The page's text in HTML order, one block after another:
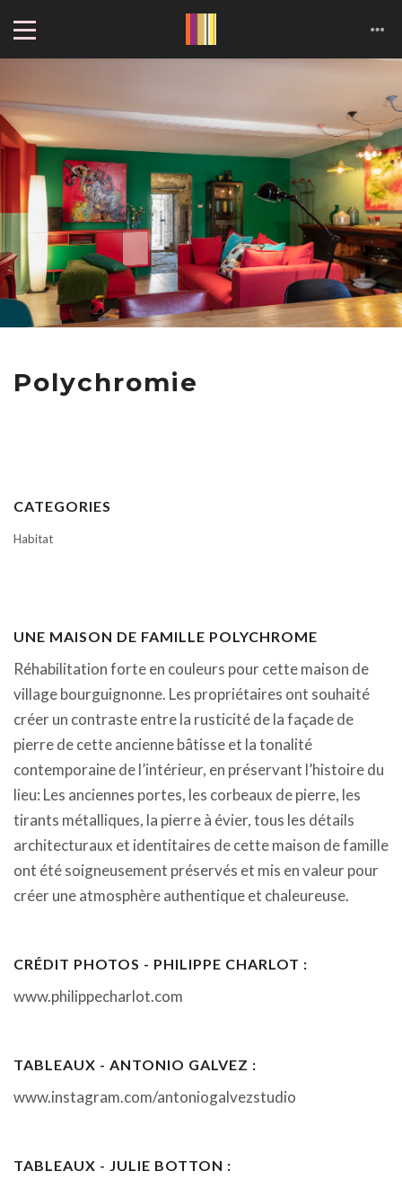
Polychromie
CATEGORIES
Habitat
UNE MAISON DE FAMILLE POLYCHROME
Réhabilitation forte en couleurs pour cette maison de
village bourguignonne. Les propriétaires ont souhaité
créer un contraste entre la rusticité de la façade de
pierre de cette ancienne bâtisse et la tonalité
contemporaine de l’intérieur, en préservant l’histoire du
lieu: Les anciennes portes, les corbeaux de pierre, les
tirants métalliques, la pierre à évier, tous les détails
architecturaux et identitaires de cette maison de famille
ont été soigneusement préservés et mis en valeur pour
créer une atmosphère authentique et chaleureuse.
CRÉDIT PHOTOS - PHILIPPE CHARLOT :
www.philippecharlot.com
TABLEAUX - ANTONIO GALVEZ :
www.instagram.com/antoniogalvezstudio
TABLEAUX - JULIE BOTTON :